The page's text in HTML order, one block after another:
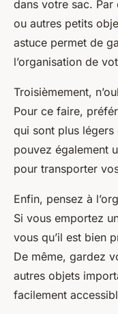
dans votre sac. Par
ou autres petits
astuce permet de
l’organisation de
Troisièmement,
Pour ce faire,
qui sont plus légers
pouvez également
pour transporter
Enfin, pensez à
Si vous emportez
vous qu’il est bien
De même, gardez
autres objets
facilement